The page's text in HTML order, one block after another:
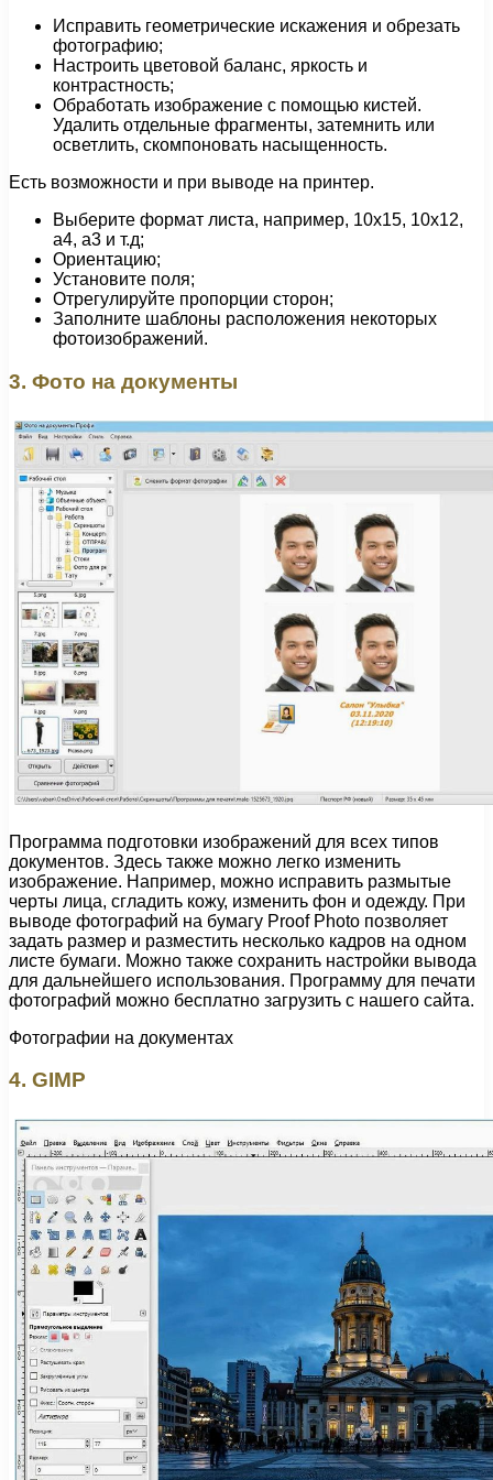
Исправить геометрические искажения и обрезать
фотографию;
Настроить цветовой баланс, яркость и
контрастность;
Обработать изображение с помощью кистей.
Удалить отдельные фрагменты, затемнить или
осветлить, скомпоновать насыщенность.
Есть возможности и при выводе на принтер.
Выберите формат листа, например, 10х15, 10х12,
а4, а3 и т.д;
Ориентацию;
Установите поля;
Отрегулируйте пропорции сторон;
Заполните шаблоны расположения некоторых
фотоизображений.
3. Фото на документы
Программа подготовки изображений для всех типов
документов. Здесь также можно легко изменить
изображение. Например, можно исправить размытые
черты лица, сгладить кожу, изменить фон и одежду. При
выводе фотографий на бумагу Proof Photo позволяет
задать размер и разместить несколько кадров на одном
листе бумаги. Можно также сохранить настройки вывода
для дальнейшего использования. Программу для печати
фотографий можно бесплатно загрузить с нашего сайта.
Фотографии на документах
4. GIMP